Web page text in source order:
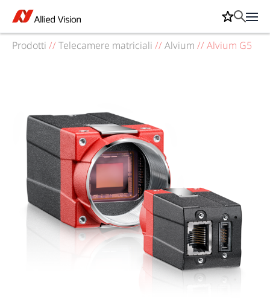
Prodotti // Telecamere matriciali // Alvium // Alvium G5